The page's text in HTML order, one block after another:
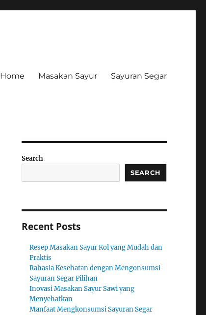
Home Masakan Sayur Sayuran Segar
Search
SEARCH
Recent Posts
Resep Masakan Sayur Kol yang Mudah dan
Praktis
Rahasia Kesehatan dengan Mengonsumsi
Sayuran Segar Pilihan
Inovasi Masakan Sayur Sawi yang
Menyehatkan
Manfaat Mengkonsumsi Sayuran Segar